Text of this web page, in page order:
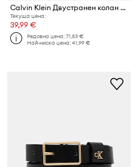
Calvin Klein Двустранен колан дамски от кожа
Текуща цена:
39,99 €
Редовна цена:71,53 €
Най-ниска цена:41,99 €